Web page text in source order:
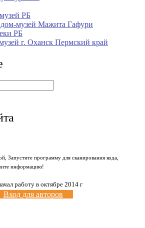
РБ
музей Мажита Гафури
РБ
г. Оханск Пермский край
Запустите программу для сканирования кода,
информацию!
работу в октябре 2014 г
Вход для авторов